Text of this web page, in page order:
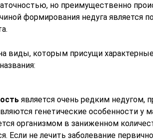
но преимущественно
формирования недуга является
виды, которым присущи
является очень редким недугом,
генетические особенности у
организмом в заниженном
Если не лечить заболевание